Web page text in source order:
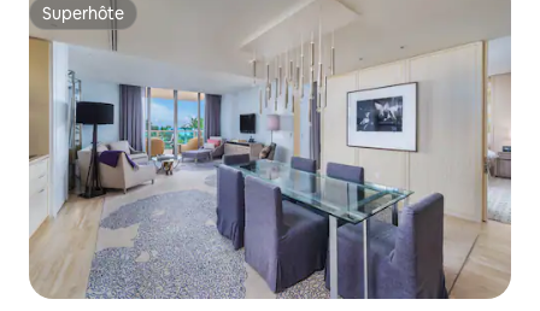
Superhôte
Superhôte